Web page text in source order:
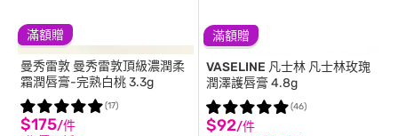
滿額贈
曼秀雷敦 曼秀雷敦頂級濃潤柔
霜潤唇膏-完熟白桃 3.3g
$175/件
(17)
滿額贈
VASELINE 凡士林 凡士林玫瑰
潤澤護唇膏 4.8g
$92/件
(46)